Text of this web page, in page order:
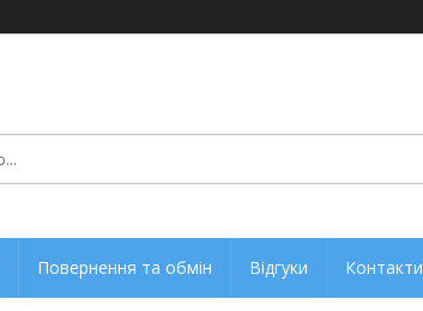
Повернення та обмін Відгуки Контакти